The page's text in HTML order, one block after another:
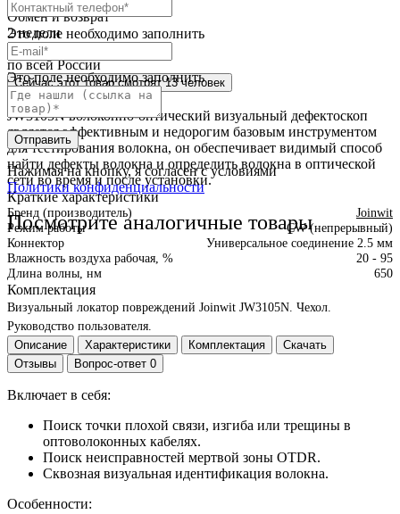
Это поле необходимо заполнить
Это поле необходимо заполнить
Отправить
Нажимая на кнопку, я согласен с условиями
Политики конфиденциальности
Посмотрите аналогичные товары
Обмен и возврат
2 недели
Доставка
по всей России
Сейчас этот товарсмотрят 13 человек
Краткое описание
JW3105N волоконно-оптический визуальный дефектоскоп
является эффективным и недорогим базовым инструментом
для тестирования волокна, он обеспечивает видимый способ
найти дефекты волокна и определить волокна в оптической
сети во время и после установки.
Краткие характеристики
Бренд (производитель)
Joinwit
Режим работы
CW (непрерывный)
Коннектор
Универсальное соединение 2.5 мм
Влажность воздуха рабочая, %
20 - 95
Длина волны, нм
650
Комплектация
Визуальный локатор повреждений Joinwit JW3105N. Чехол.
Руководство пользователя.
Описание
Характеристики Комплектация
Скачать
Отзывы
Вопрос-ответ 0
Включает в себя:
Поиск точки плохой связи, изгиба или трещины в
оптоволоконных кабелях.
Поиск неисправностей мертвой зоны OTDR.
Сквозная визуальная идентификация волокна.
Особенности: